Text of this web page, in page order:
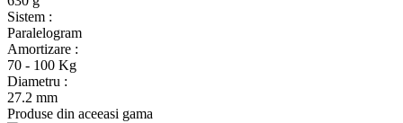
Sistem :
Paralelogram
Amortizare :
70 - 100 Kg
Diametru :
27.2 mm
Produse din aceeasi gama